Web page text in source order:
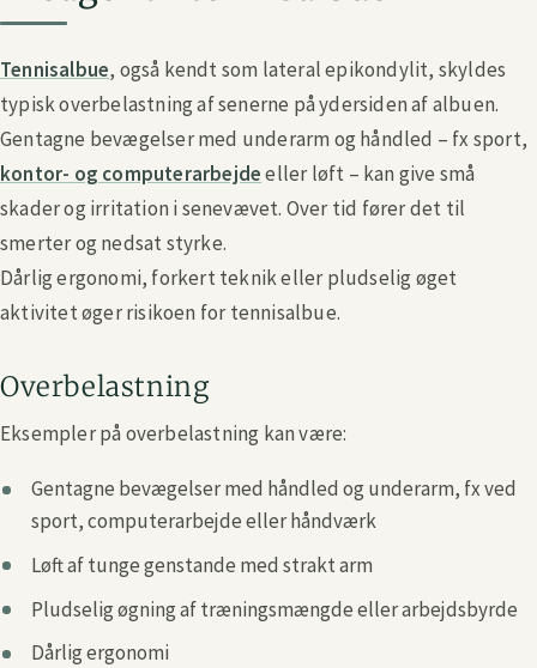
Tennisalbue, også kendt som lateral epikondylit, skyldes
typisk overbelastning af senerne på ydersiden af albuen.
Gentagne bevægelser med underarm og håndled – fx sport,
kontor- og computerarbejdeeller løft – kan give små
skader og irritation i senevævet. Over tid fører det til
smerter og nedsat styrke.
Dårlig ergonomi, forkert teknik eller pludselig øget
aktivitet øger risikoen for tennisalbue.
Overbelastning
Eksempler på overbelastning kan være:
Gentagne bevægelser med håndled og underarm, fx ved
sport, computerarbejde eller håndværk
Løft af tunge genstande med strakt arm
Pludselig øgning af træningsmængde eller arbejdsbyrde
Dårlig ergonomi